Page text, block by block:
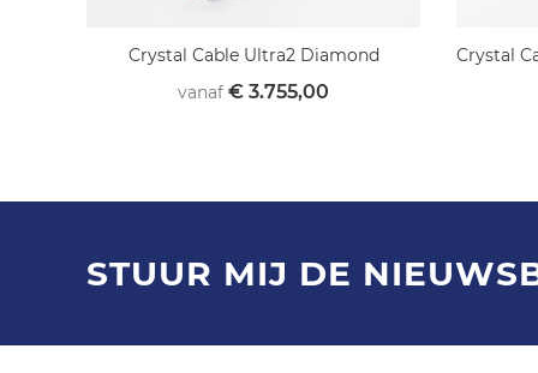
Crystal Cable Ultra2 Diamond
vanaf € 3.755,00
Crystal
STUUR MIJ DE